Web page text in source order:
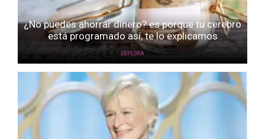
¿No puedes ahorrar dinero? es porque tu cerebro
está programado así, te lo explicamos
EXPLORA